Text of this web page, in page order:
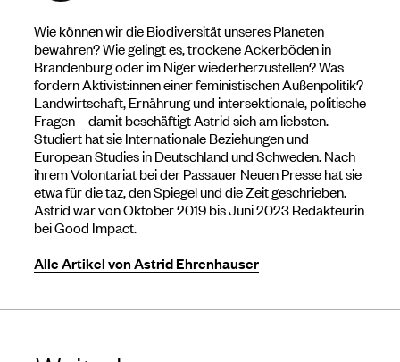
Wie können wir die Biodiversität unseres Planeten
bewahren? Wie gelingt es, trockene Ackerböden in
Brandenburg oder im Niger wiederherzustellen? Was
fordern Aktivist:innen einer feministischen Außenpolitik?
Landwirtschaft, Ernährung und intersektionale, politische
Fragen – damit beschäftigt Astrid sich am liebsten.
Studiert hat sie Internationale Beziehungen und
European Studies in Deutschland und Schweden. Nach
ihrem Volontariat bei der Passauer Neuen Presse hat sie
etwa für die taz, den Spiegel und die Zeit geschrieben.
Astrid war von Oktober 2019 bis Juni 2023 Redakteurin
bei Good Impact.
Alle Artikel von Astrid Ehrenhauser